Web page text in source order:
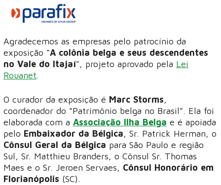
Agradecemos as empresas pelo patrocínio da
exposição “A colônia belga e seus descendentes
no Vale do Itajaí”, projeto aprovado pela Lei
Rouanet.
O curador da exposição é Marc Storms,
coordenador do "Patrimônio belga no Brasil". Ela foi
elaborada com a Associação Ilha Belga e é apoiada
pelo Embaixador da Bélgica, Sr. Patrick Herman, o
Cônsul Geral da Bélgica para São Paulo e região
Sul, Sr. Matthieu Branders, o Cônsul Sr. Thomas
Maes e o Sr. Jeroen Servaes, Cônsul Honorário em
Florianópolis (SC).